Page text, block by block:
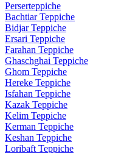
Perserteppiche
Bachtiar Teppiche
Bidjar Teppiche
Ersari Teppiche
Farahan Teppiche
Ghaschghai Teppiche
Ghom Teppiche
Hereke Teppiche
Isfahan Teppiche
Kazak Teppiche
Kelim Teppiche
Kerman Teppiche
Keshan Teppiche
Loribaft Teppiche